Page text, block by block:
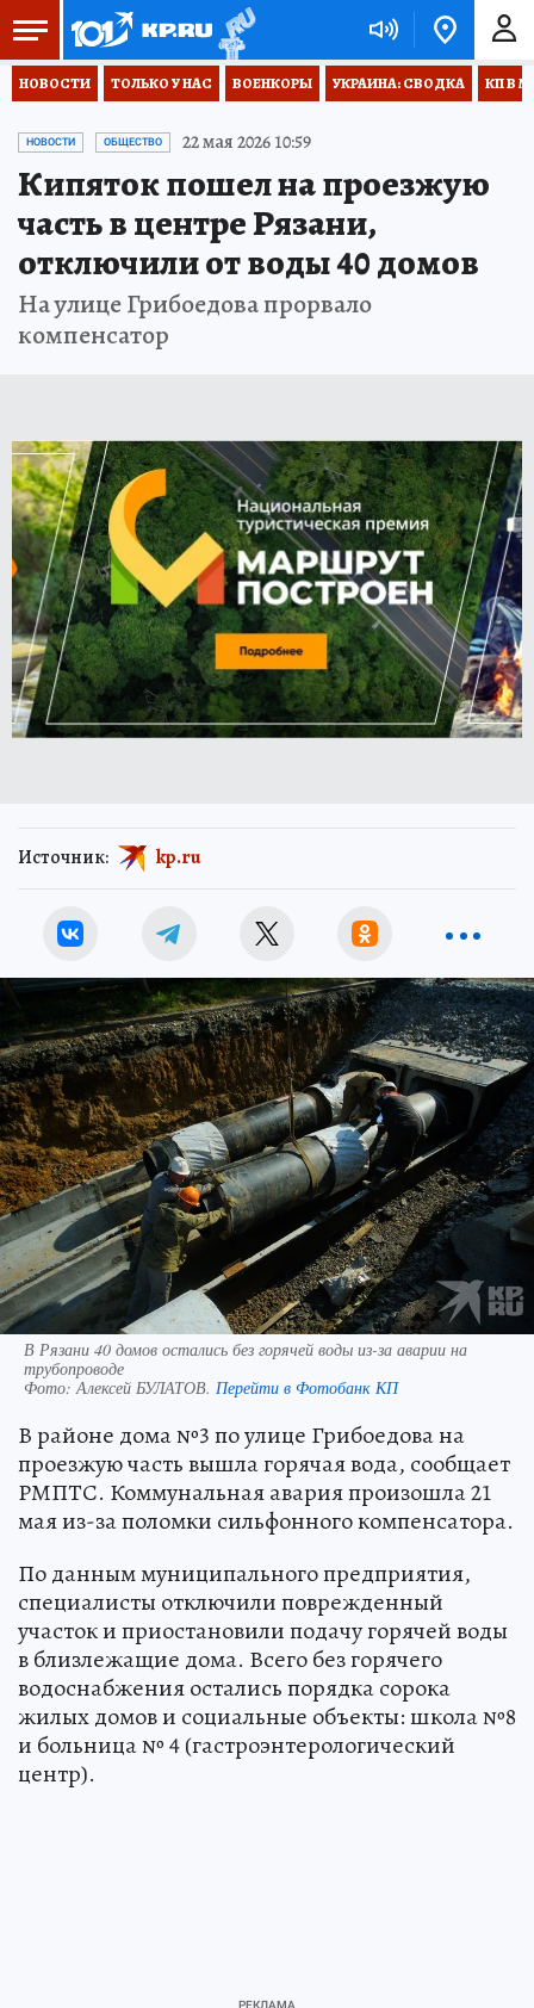
НОВОСТИ ТОЛЬКО У НАС ВОЕНКОРЫ УКРАИНА: СВОДКА КП В
НОВОСТИ ОБЩЕСТВО 22 мая 2026 10:59
Кипяток пошел на проезжую
часть в центре Рязани,
отключили от воды 40 домов
На улице Грибоедова прорвало
компенсатор
Источник: kp.ru
В Рязани 40 домов остались без горячей воды из-за аварии на
трубопроводе
Фото:Алексей БУЛАТОВ. Перейти в Фотобанк КП
В районе дома №3 по улице Грибоедова на
проезжую часть вышла горячая вода, сообщает
РМПТС. Коммунальная авария произошла 21
мая из-за поломки сильфонного компенсатора.
По данным муниципального предприятия,
специалисты отключили поврежденный
участок и приостановили подачу горячей воды
в близлежащие дома. Всего без горячего
водоснабжения остались порядка сорока
жилых домов и социальные объекты: школа №8
и больница № 4 (гастроэнтерологический
центр).